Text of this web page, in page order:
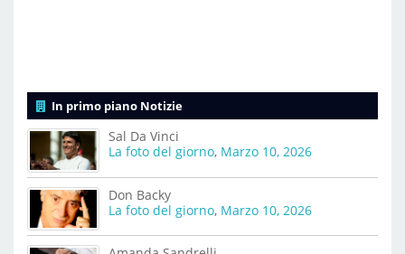
In primo piano Notizie
Sal Da Vinci
La foto del giorno, Marzo 10, 2026
Don Backy
La foto del giorno, Marzo 10, 2026